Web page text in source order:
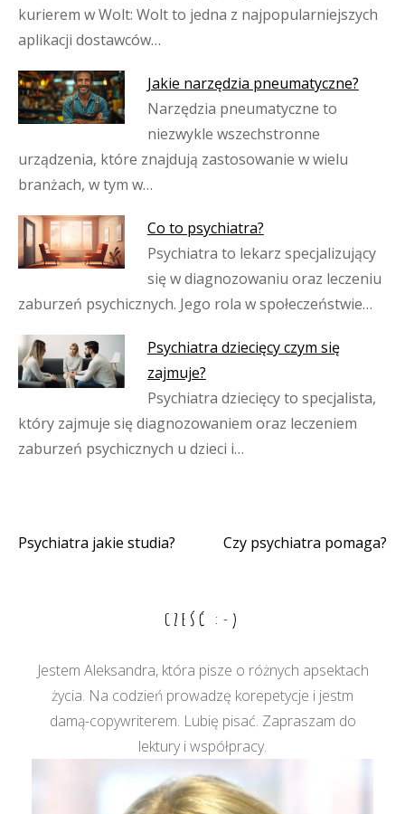
kurierem w Wolt: Wolt to jedna z najpopularniejszych
aplikacji dostawców…
Jakie narzędzia pneumatyczne?
Narzędzia pneumatyczne to
niezwykle wszechstronne
urządzenia, które znajdują zastosowanie w wielu
branżach, w tym w…
Co to psychiatra?
Psychiatra to lekarz specjalizujący
się w diagnozowaniu oraz leczeniu
zaburzeń psychicznych. Jego rola w społeczeństwie…
Psychiatra dziecięcy czym się
zajmuje?
Psychiatra dziecięcy to specjalista,
który zajmuje się diagnozowaniem oraz leczeniem
zaburzeń psychicznych u dzieci i…
Nawigacja
Psychiatra jakie studia? Czy psychiatra pomaga?
CZEŚĆ :-)
Jestem Aleksandra, która pisze o różnych apsektach
życia. Na codzień prowadzę korepetycje i jestm
damą-copywriterem. Lubię pisać. Zapraszam do
lektury i współpracy.